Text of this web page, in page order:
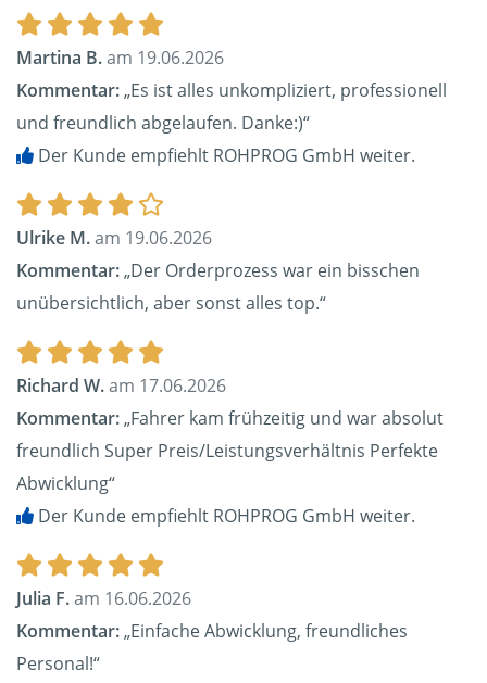
Martina B.am 19.06.2026
Kommentar:„Es ist alles unkompliziert, professionell
und freundlich abgelaufen. Danke:)“
Der Kunde empfiehlt ROHPROG GmbH weiter.
Ulrike M.am 19.06.2026
Kommentar:„Der Orderprozess war ein bisschen
unübersichtlich, aber sonst alles top.“
Richard W.am 17.06.2026
Kommentar:„Fahrer kam frühzeitig und war absolut
freundlich Super Preis/Leistungsverhältnis Perfekte
Abwicklung“
Der Kunde empfiehlt ROHPROG GmbH weiter.
Julia F.am 16.06.2026
Kommentar:„Einfache Abwicklung, freundliches
Personal!“